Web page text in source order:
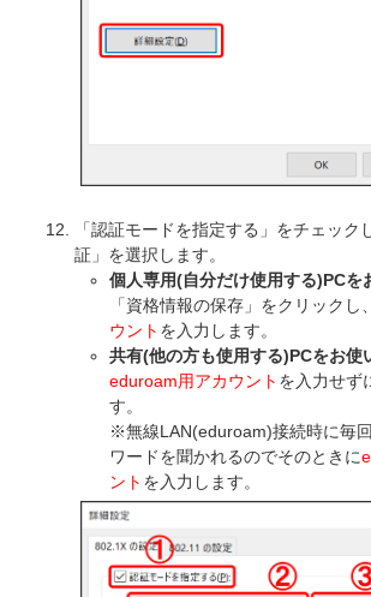
「認証モードを指定する」をチェック
証」を選択します。
個人専用(自分だけ使用する)PCを
「資格情報の保存」をクリックし
ウント を入力します。
共有(他の方も使用する)PCをお使
eduroam用アカウント を入力せず
す。
※無線LAN(eduroam)接続時に毎
ワードを聞かれるのでそのときに
ント を入力します。